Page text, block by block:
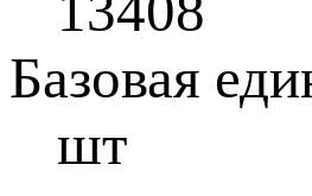
Базовая
шт